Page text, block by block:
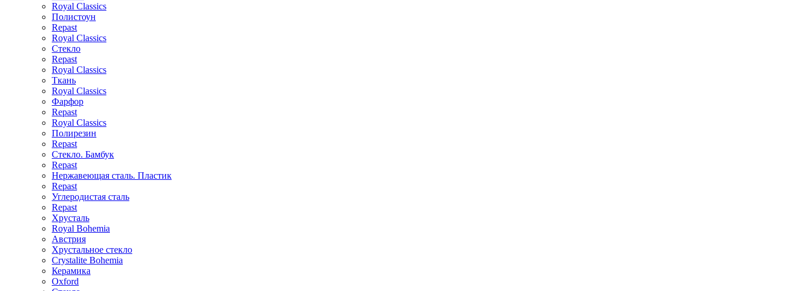
Royal Classics
Полистоун
Repast
Royal Classics
Стекло
Repast
Royal Classics
Ткань
Royal Classics
Фарфор
Repast
Royal Classics
Полирезин
Repast
Стекло. Бамбук
Repast
Нержавеющая сталь. Пластик
Repast
Углеродистая сталь
Repast
Хрусталь
Royal Bohemia
Австрия
Хрустальное стекло
Crystalite Bohemia
Керамика
Oxford